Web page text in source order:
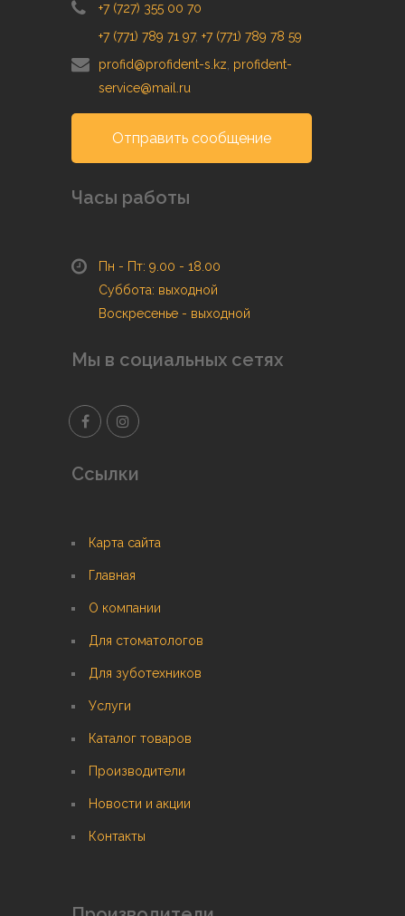
+7 (727) 355 00 70
+7 (771) 789 71 97, +7 (771) 789 78 59
profid@profident-s.kz profident-
service@mail.ru
Отправить сообщение
Часы работы
Пн - Пт: 9.00 - 18.00
Суббота: выходной
Воскресенье - выходной
Мы в социальных сетях
Ссылки
Карта сайта
Главная
О компании
Для стоматологов
Для зуботехников
Услуги
Каталог товаров
Производители
Новости и акции
Контакты